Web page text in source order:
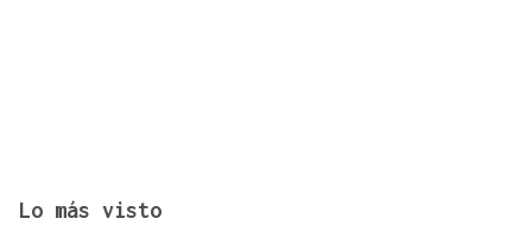
Lo más visto